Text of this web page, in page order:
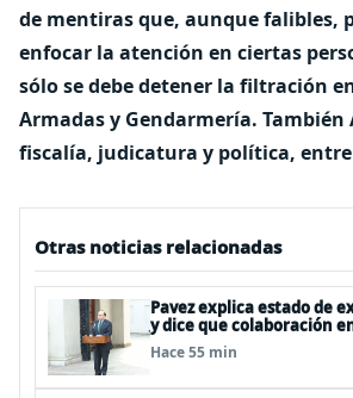
de mentiras que, aunque falibles,
enfocar la atención en ciertas
sólo se debe detener la filtración
Armadas y Gendarmería. También
fiscalía, judicatura y política,
Otras noticias relacionadas
Pavez explica estado de
y dice que colaboración
policías, “es algo del todo
analizar”
Hace 55 min